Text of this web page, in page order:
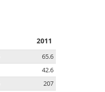
2011
65.6
42.6
207